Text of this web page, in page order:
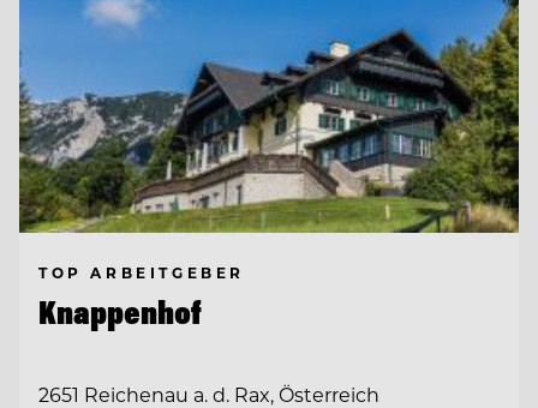
TOP ARBEITGEBER
Knappenhof
2651 Reichenau a. d. Rax, Österreich